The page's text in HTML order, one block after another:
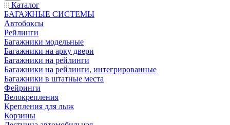
Каталог
БАГАЖНЫЕ СИСТЕМЫ
Автобоксы
Рейлинги
Багажники модельные
Багажники на арку двери
Багажники на рейлинги
Багажники на рейлинги, интегрированные
Багажники в штатные места
Фейринги
Велокрепления
Крепления для лыж
Корзины